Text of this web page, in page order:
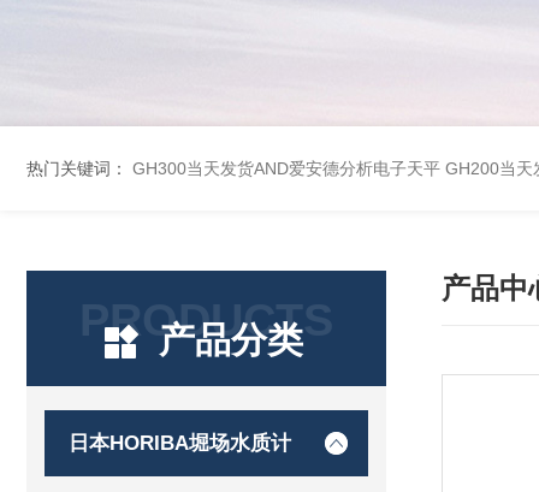
热门关键词： GH300当天发货AND爱安德分析电子天平 GH200当天
PRODUCTS
产品分类
日本HORIBA堀场水质计
产品中